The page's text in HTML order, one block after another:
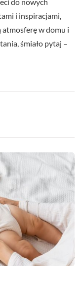
i inspiracjami,
atmosferę w domu i
śmiało pytaj –